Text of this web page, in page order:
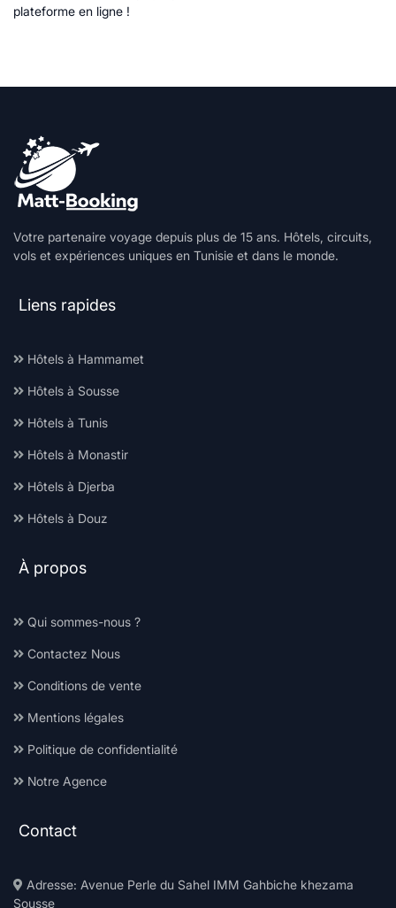
plateforme en ligne !
Votre partenaire voyage depuis plus de 15 ans. Hôtels, circuits,
vols et expériences uniques en Tunisie et dans le monde.
Liens rapides
Hôtels à Hammamet
Hôtels à Sousse
Hôtels à Tunis
Hôtels à Monastir
Hôtels à Djerba
Hôtels à Douz
À propos
Qui sommes-nous ?
Contactez Nous
Conditions de vente
Mentions légales
Politique de confidentialité
Notre Agence
Contact
Adresse: Avenue Perle du Sahel IMM Gahbiche khezama
Sousse